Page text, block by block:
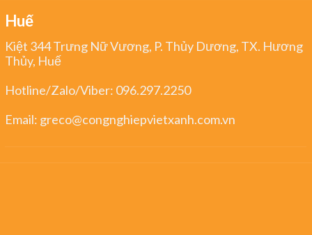
Huế
Kiệt 344 Trưng Nữ Vương, P. Thủy Dương, TX. Hương
Thủy, Huế
Hotline/Zalo/Viber: 096.297.2250
Email: greco@congnghiepvietxanh.com.vn